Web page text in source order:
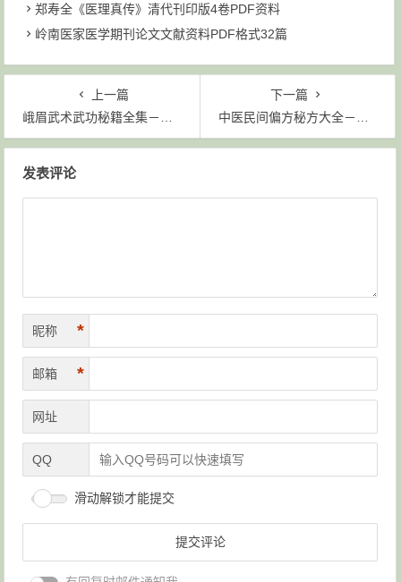
郑寿全《医理真传》清代刊印版4卷PDF资料
岭南医家医学期刊论文文献资料PDF格式32篇
上一篇
峨眉武术武功秘籍全集－共98套资料大小842M
下一篇
中医民间偏方秘方大全－全国民间绝技交流秘录－上下两册PDF656M
发表评论
昵称 *
邮箱 *
网址
QQ
滑动解锁才能提交